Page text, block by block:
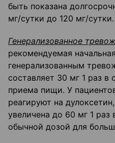
быть показана
мг/сутки до 120 мг/сутки.
Генерализованное
рекомендуемая
генерализованным
составляет 30 мг 1 раз в
приема пищи. У
реагируют на
увеличена до 60 мг 1 раз
обычной дозой для